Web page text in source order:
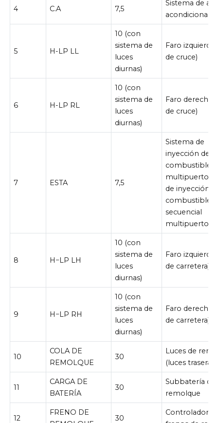
4 C.A 7,5
Sistema de
acondicionado
5 H-LP LL
10 (con
sistema de
luces
diurnas)
Faro izquierdo
de cruce)
6 H-LP RL
10 (con
sistema de
luces
diurnas)
Faro derecho
de cruce)
7 ESTA 7,5
Sistema de
inyección de
combustible
multipuerto/
de inyección
combustible
secuencial
multipuerto
8 H−LP LH
10 (con
sistema de
luces
diurnas)
Faro izquierdo
de carretera)
9 H−LP RH
10 (con
sistema de
luces
diurnas)
Faro derecho
de carretera)
10
COLA DE
REMOLQUE
30
Luces de
(luces traseras)
11
CARGA DE
BATERÍA
30
Subbatería de
remolque
12
FRENO DE
30
Controlador